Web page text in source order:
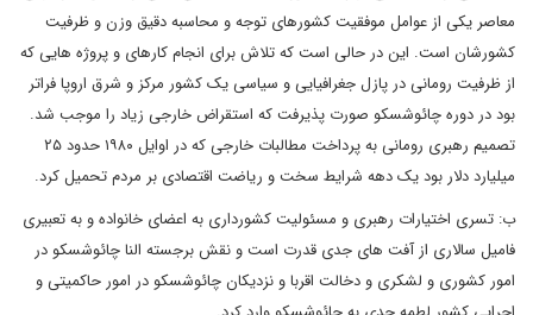
معاصر یکی از عوامل موفقیت کشورهای توجه و محاسبه دقیق وزن و ظرفیت
کشورشان است. این در حالی است که تلاش برای انجام کارهای و پروژه هایی که
از ظرفیت رومانی در پازل جغرافیایی و سیاسی یک کشور مرکز و شرق اروپا فراتر
بود در دوره چائوشسکو صورت پذیرفت که استقراض خارجی زیاد را موجب شد.
تصمیم رهبری رومانی به پرداخت مطالبات خارجی که در اوایل ۱۹۸۰ حدود ۲۵
میلیارد دلار بود یک دهه شرایط سخت و ریاضت اقتصادی بر مردم تحمیل کرد.
ب: تسری اختیارات رهبری و مسئولیت کشورداری به اعضای خانواده و به تعبیری
فامیل سالاری از آفت های جدی قدرت است و نقش برجسته النا چائوشسکو در
امور کشوری و لشکری و دخالت اقربا و نزدیکان چائوشسکو در امور حاکمیتی و